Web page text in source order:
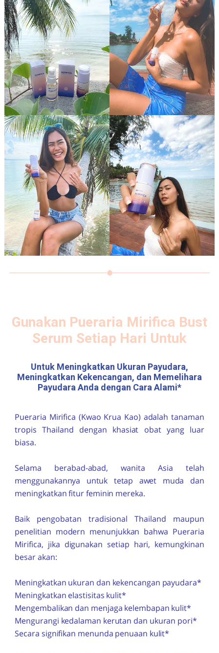
Gunakan Pueraria Mirifica Bust
Serum Setiap Hari Untuk
Untuk Meningkatkan Ukuran Payudara,
Meningkatkan Kekencangan, dan Memelihara
Payudara Anda dengan Cara Alami*
Pueraria Mirifica (Kwao Krua Kao) adalah tanaman
tropis Thailand dengan khasiat obat yang luar
biasa.
Selama berabad-abad, wanita Asia telah
menggunakannya untuk tetap awet muda dan
meningkatkan fitur feminin mereka.
Baik pengobatan tradisional Thailand maupun
penelitian modern menunjukkan bahwa Pueraria
Mirifica, jika digunakan setiap hari, kemungkinan
besar akan:
Meningkatkan ukuran dan kekencangan payudara*
Meningkatkan elastisitas kulit*
Mengembalikan dan menjaga kelembapan kulit*
Mengurangi kedalaman kerutan dan ukuran pori*
Secara signifikan menunda penuaan kulit*